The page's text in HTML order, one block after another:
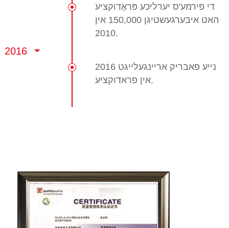
די פירמע'ס יערליכע פּראָדוקציע
האט איבערגעשטיגן 150,000 אין
2010.
2016
2016 נייע פאבריק אריינגעלייגט
אין פראדוקציע.